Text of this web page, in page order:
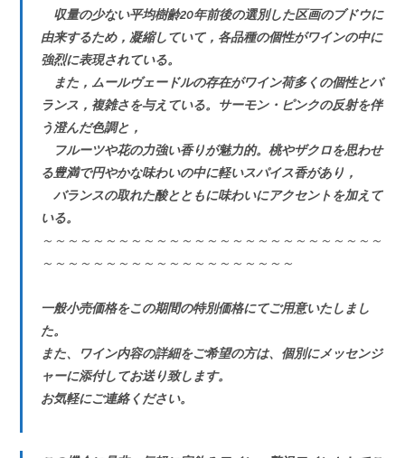
収量の少ない平均樹齢20年前後の選別した区画のブドウに
由来するため，凝縮していて，各品種の個性がワインの中に
強烈に表現されている。
また，ムールヴェードルの存在がワイン荷多くの個性とバ
ランス，複雑さを与えている。サーモン・ピンクの反射を伴
う澄んだ色調と，
フルーツや花の力強い香りが魅力的。桃やザクロを思わせ
る豊満で円やかな味わいの中に軽いスパイス香があり，
バランスの取れた酸とともに味わいにアクセントを加えて
いる。
～～～～～～～～～～～～～～～～～～～～～～～～～～～
～～～～～～～～～～～～～～～～～～～～
一般小売価格をこの期間の特別価格にてご用意いたしまし
た。
また、ワイン内容の詳細をご希望の方は、個別にメッセンジ
ャーに添付してお送り致します。
お気軽にご連絡ください。